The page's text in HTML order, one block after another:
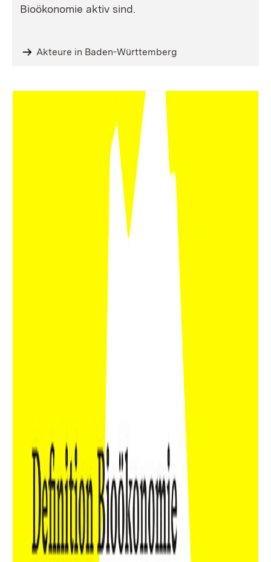
Bioökonomie aktiv sind.
Akteure in Baden-Württemberg